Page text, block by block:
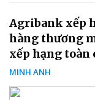
Agribank xếp
hàng thương
xếp hạng toàn
MINH ANH